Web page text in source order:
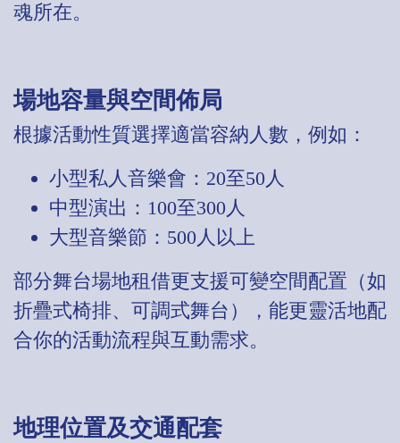
魂所在。
場地容量與空間佈局
根據活動性質選擇適當容納人數，例如：
小型私人音樂會：20至50人
中型演出：100至300人
大型音樂節：500人以上
部分舞台場地租借更支援可變空間配置（如
折疊式椅排、可調式舞台），能更靈活地配
合你的活動流程與互動需求。
地理位置及交通配套